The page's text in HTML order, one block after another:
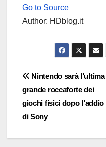
Go to Source
Author: HDblog.it
Navigazione
articoli
Nintendo sarà l’ultima
grande roccaforte dei
giochi fisici dopo l’addio
di Sony